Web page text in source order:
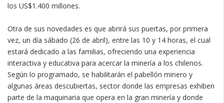
los US$1.400 millones.
Otra de sus novedades es que abrirá sus puertas, por primera
vez, un día sábado (26 de abril), entre las 10 y 14 horas, el cual
estará dedicado a las familias, ofreciendo una experiencia
interactiva y educativa para acercar la minería a los chilenos.
Según lo programado, se habilitarán el pabellón minero y
algunas áreas descubiertas, sector donde las empresas exhiben
parte de la maquinaria que opera en la gran minería y donde